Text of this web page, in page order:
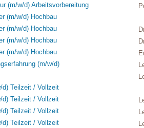
(m/w/d) Arbeitsvorbereitung
(m/w/d) Hochbau
(m/w/d) Hochbau
(m/w/d) Hochbau
(m/w/d) Hochbau
(m/w/d)
d) Teilzeit / Vollzeit
d) Teilzeit / Vollzeit
d) Teilzeit / Vollzeit
d) Teilzeit / Vollzeit